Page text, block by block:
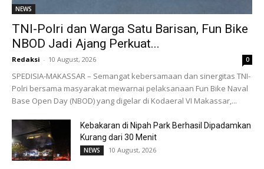
NEWS
TNI-Polri dan Warga Satu Barisan, Fun Bike
NBOD Jadi Ajang Perkuat...
Redaksi - 10 August, 2026 0
SPEDISIA-MAKASSAR – Semangat kebersamaan dan sinergitas TNI-
Polri bersama masyarakat mewarnai pelaksanaan Fun Bike Naval
Base Open Day (NBOD) yang digelar di Kodaeral VI Makassar,...
Kebakaran di Nipah Park Berhasil Dipadamkan
Kurang dari 30 Menit
NEWS 10 August, 2026